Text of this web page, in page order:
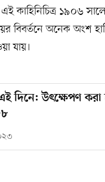
কাহিনিচিত্র ১৯০৬
বিবর্তনে অনেক অংশ
যায়।
দিনে: উৎক্ষেপণ করা